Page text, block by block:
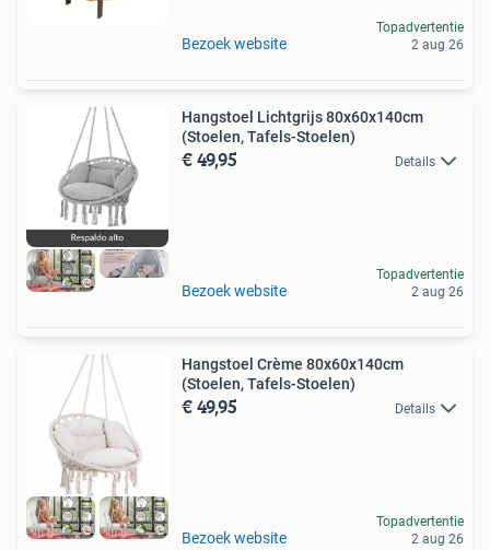
Bezoek website
Topadvertentie
2 aug 26
Hangstoel Lichtgrijs 80x60x140cm
(Stoelen, Tafels-Stoelen)
€ 49,95 Details
Bezoek website
Topadvertentie
2 aug 26
Hangstoel Crème 80x60x140cm
(Stoelen, Tafels-Stoelen)
€ 49,95 Details
Bezoek website
Topadvertentie
2 aug 26